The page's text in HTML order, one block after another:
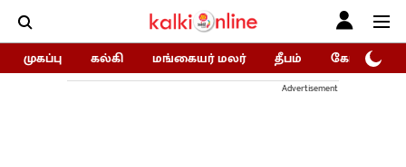
முகப்பு கல்கி மங்கையர் மலர் தீபம் கோகுலம்/
Advertisement